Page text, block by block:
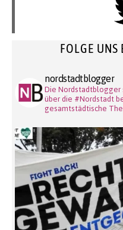
FOLGE
nordstadtblogger
Die Nordstadtblogger
über die #Nordstadt
gesamtstädtische